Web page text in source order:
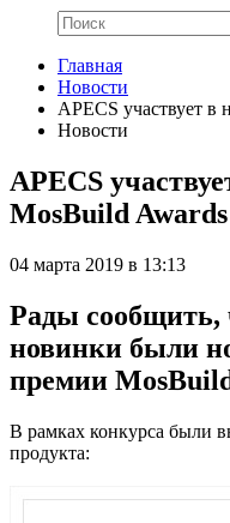
Главная
Новости
APECS участвует
Новости
APECS
MosBuild Awards
04 марта 2019 в 13:13
Рады сообщить,
новинки были
премии
В рамках конкурса были
продукта: